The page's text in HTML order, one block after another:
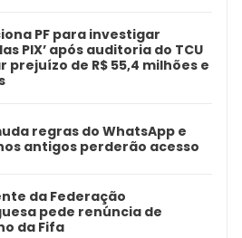
PF para investigar
PIX’ após auditoria do TCU
prejuízo de R$ 55,4 milhões e
regras do WhatsApp e
antigos perderão acesso
da Federação
pede renúncia de
da Fifa